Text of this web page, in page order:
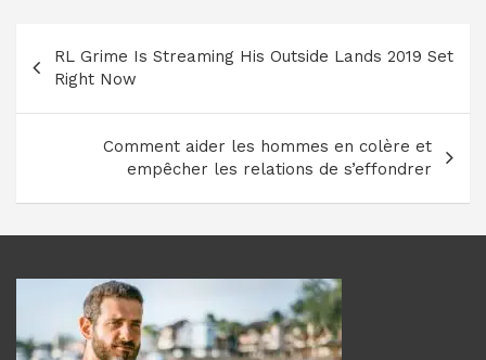
de
l’article
RL Grime Is Streaming His Outside Lands 2019 Set
Right Now
Comment aider les hommes en colère et
empêcher les relations de s’effondrer